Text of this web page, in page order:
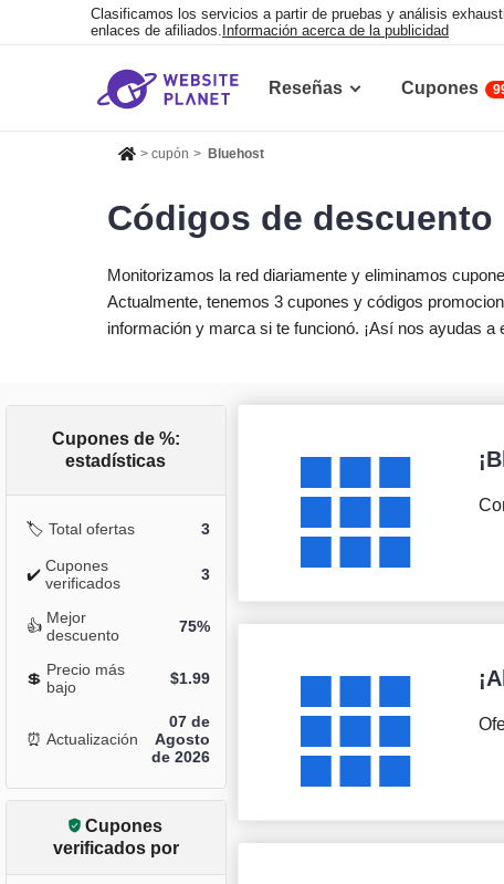
Clasificamos los servicios a partir de pruebas y análisis
enlaces de afiliados. Información acerca de la publicidad
Reseñas Cupones
> cupón > Bluehost
Códigos de descuento
Monitorizamos la red diariamente y eliminamos
Actualmente, tenemos 3 cupones y códigos
información y marca si te funcionó. ¡Así nos ayudas
Cupones de %:
estadísticas
🏷️ Total ofertas 3
✔️ Cupones
verificados
3
👍 Mejor
descuento
75%
💲 Precio más
bajo
$1.99
⏰ Actualización
07 de
Agosto
de 2026
Cupones
verificados por